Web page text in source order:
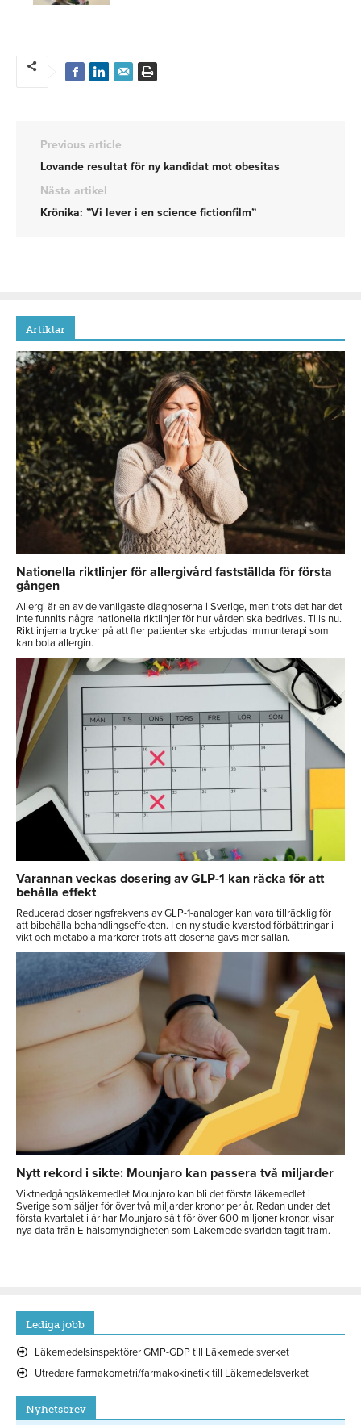
Previous article
Lovande resultat för ny kandidat mot obesitas
Nästa artikel
Krönika: ”Vi lever i en science fictionfilm”
Artiklar
Nationella riktlinjer för allergivård fastställda för första
gången
Allergi är en av de vanligaste diagnoserna i Sverige, men trots det har det
inte funnits några nationella riktlinjer för hur vården ska bedrivas. Tills nu.
Riktlinjerna trycker på att fler patienter ska erbjudas immunterapi som
kan bota allergin.
Varannan veckas dosering av GLP-1 kan räcka för att
behålla effekt
Reducerad doseringsfrekvens av GLP-1-analoger kan vara tillräcklig för
att bibehålla behandlingseffekten. I en ny studie kvarstod förbättringar i
vikt och metabola markörer trots att doserna gavs mer sällan.
Nytt rekord i sikte: Mounjaro kan passera två miljarder
Viktnedgångsläkemedlet Mounjaro kan bli det första läkemedlet i
Sverige som säljer för över två miljarder kronor per år. Redan under det
första kvartalet i år har Mounjaro sålt för över 600 miljoner kronor, visar
nya data från E-hälsomyndigheten som Läkemedelsvärlden tagit fram.
Lediga jobb
Läkemedelsinspektörer GMP-GDP till Läkemedelsverket
Utredare farmakometri/farmakokinetik till Läkemedelsverket
Nyhetsbrev